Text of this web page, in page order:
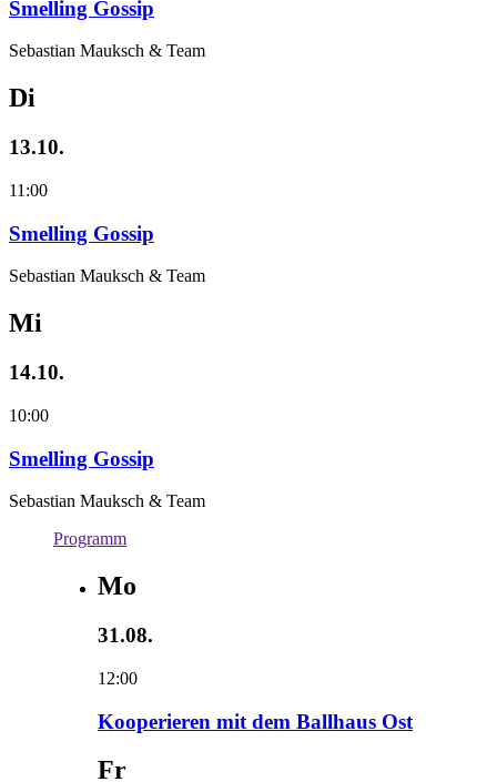
Smelling Gossip
Sebastian Mauksch & Team
Di
13.10.
11:00
Smelling Gossip
Sebastian Mauksch & Team
Mi
14.10.
10:00
Smelling Gossip
Sebastian Mauksch & Team
Programm
Mo
31.08.
12:00
Kooperieren mit dem Ballhaus Ost
Fr